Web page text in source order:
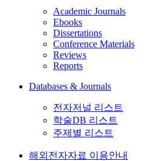
Academic Journals
Ebooks
Dissertations
Conference Materials
Reviews
Reports
Databases & Journals
전자저널 리스트
학술DB 리스트
주제별 리스트
해외전자자료 이용안내